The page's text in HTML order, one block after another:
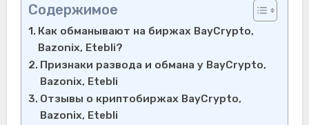
Содержимое
Как обманывают на биржах BayCrypto,
Bazonix, Etebli?
Признаки развода и обмана у BayCrypto,
Bazonix, Etebli
Отзывы о криптобиржах BayCrypto,
Bazonix, Etebli